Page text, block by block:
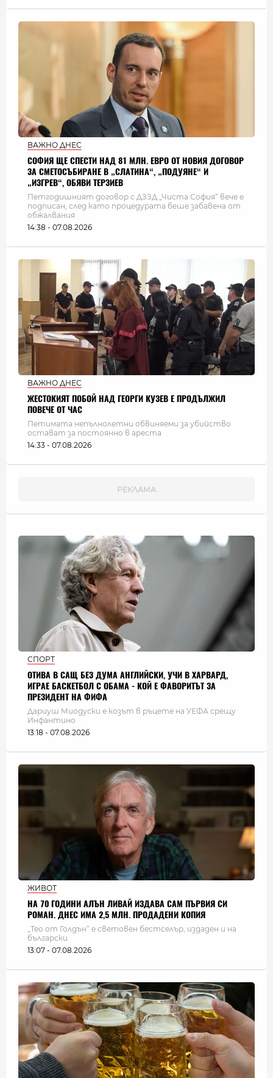
ВАЖНО ДНЕС
СОФИЯ ЩЕ СПЕСТИ НАД 81 МЛН. ЕВРО ОТ НОВИЯ ДОГОВОР
ЗА СМЕТОСЪБИРАНЕ В „СЛАТИНА“, „ПОДУЯНЕ“ И
„ИЗГРЕВ“, ОБЯВИ ТЕРЗИЕВ
Петгодишният договор с ДЗЗД „Чиста София“ вече е
подписан, след като процедурата беше забавена от
обжалвания
14:38 - 07.08.2026
ВАЖНО ДНЕС
ЖЕСТОКИЯТ ПОБОЙ НАД ГЕОРГИ КУЗЕВ Е ПРОДЪЛЖИЛ
ПОВЕЧЕ ОТ ЧАС
Петимата непълнолетни обвиняеми за убийство
остават за постоянно в ареста
14:33 - 07.08.2026
СПОРТ
ОТИВА В САЩ БЕЗ ДУМА АНГЛИЙСКИ, УЧИ В ХАРВАРД,
ИГРАЕ БАСКЕТБОЛ С ОБАМА - КОЙ Е ФАВОРИТЪТ ЗА
ПРЕЗИДЕНТ НА ФИФА
Дариуш Миодуски е козът в ръцете на УЕФА срещу
Инфантино
13:18 - 07.08.2026
ЖИВОТ
НА 70 ГОДИНИ АЛЪН ЛИВАЙ ИЗДАВА САМ ПЪРВИЯ СИ
РОМАН. ДНЕС ИМА 2,5 МЛН. ПРОДАДЕНИ КОПИЯ
„Тео от Голдън“ е световен бестселър, издаден и на
български
13:07 - 07.08.2026